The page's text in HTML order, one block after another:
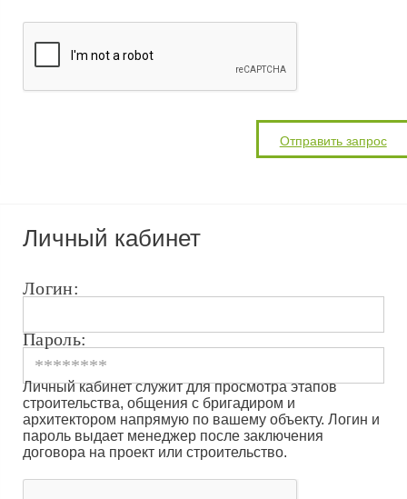
Личный кабинет
Логин:
Пароль:
Личный кабинет служит для просмотра этапов
строительства, общения с бригадиром и
архитектором напрямую по вашему объекту. Логин и
пароль выдает менеджер после заключения
договора на проект или строительство.